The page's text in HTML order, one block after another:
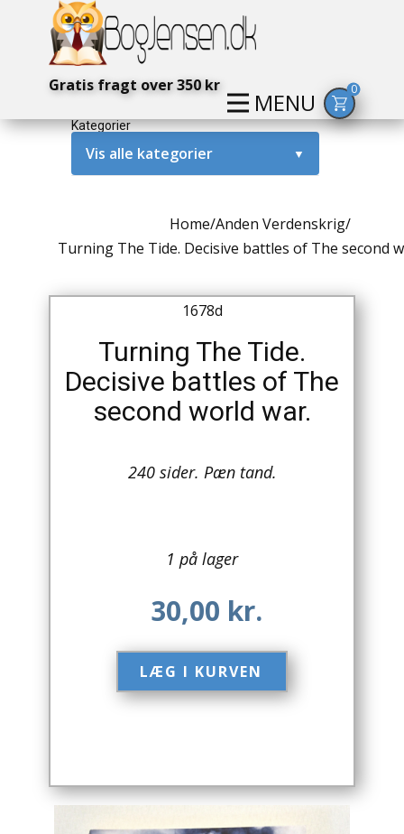
MENU
Gratis fragt over 350 kr 0
Kategorier
Vis alle kategorier ▼
Amerika / USA
Antikke / Specielle Bøger
Antikviteter
Biografier / Erindringer
Børn / Unge
Bryggerier
Drikkevare / Øl / Vin
Home/Anden Verdenskrig/
Turning The Tide. Decisive battles of The second
1678d
Turning The Tide.
Decisive battles of The
second world war.
240 sider. Pæn tand.
1 på lager
30,00 kr.
LÆG I KURVEN​